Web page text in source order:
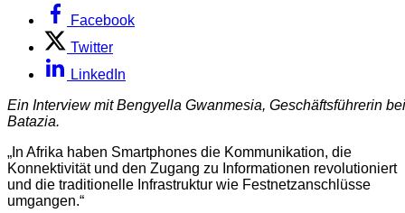
Facebook
Twitter
LinkedIn
Ein Interview mit Bengyella Gwanmesia, Geschäftsführerin bei
Batazia.
„In Afrika haben Smartphones die Kommunikation, die
Konnektivität und den Zugang zu Informationen revolutioniert
und die traditionelle Infrastruktur wie Festnetzanschlüsse
umgangen.“